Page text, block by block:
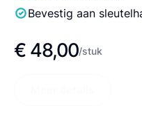
Bevestig aan
€ 48,00/stuk